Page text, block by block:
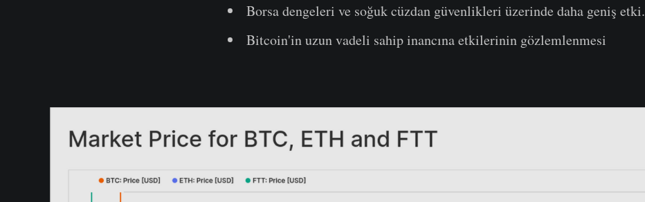
Borsa dengeleri ve soğuk cüzdan güvenlikleri üzerinde daha geniş etki.
Bitcoin'in uzun vadeli sahip inancına etkilerinin gözlemlenmesi